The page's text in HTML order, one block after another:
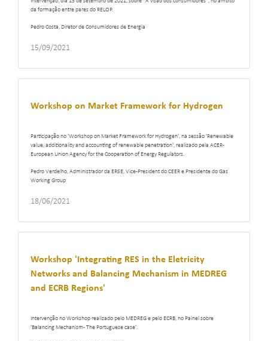
da formação entre pares do RELOP.
Pedro Costa, Diretor de Consumidores de Energia
15/09/2021
Workshop on Market Framework for Hydrogen
Participação no 'Workshop on Market Framework for Hydrogen', na sessão 'Renewable
value, additionality and accounting of renewable penetration', realizado pela ACER -
European Union Agency for the Cooperation of Energy Regulators.
Pedro Verdelho, Administrador da ERSE, Vice-President do CEER e Presidente do Gas
Working Group
18/06/2021
Workshop 'Integrating RES in the Eletricity
Networks and Balancing Mechanism in MEDREG
and ECRB Regions'
Intervenção no Workshop realizado pelo MEDREG e pelo ECRB, no Painel sobre
'Balancing Mechanism- The Portuguese case'.